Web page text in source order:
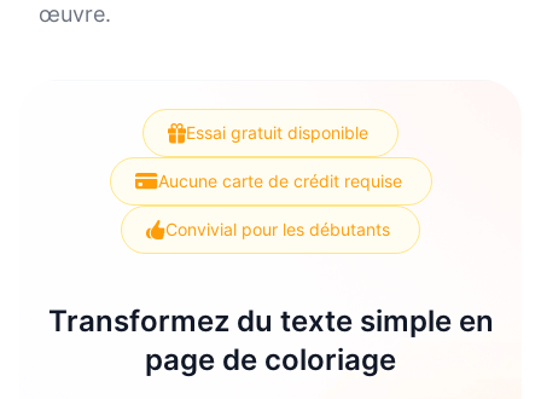
œuvre.
Essai gratuit disponible
Aucune carte de crédit requise
Convivial pour les débutants
Transformez du texte simple en
page de coloriage